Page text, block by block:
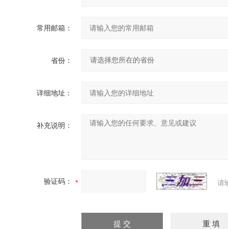
常用邮箱：
省份：
详细地址：
补充说明：
验证码： 请